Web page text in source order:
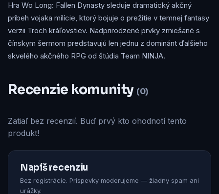
Hra Wo Long: Fallen Dynasty sleduje dramatický akčný
príbeh vojaka milície, ktorý bojuje o prežitie v temnej fantasy
verzii Troch kráľovstiev. Nadprirodzené prvky zmiešané s
čínskym šermom predstavujú len jednu z dominánt ďalšieho
skvelého akčného RPG od štúdia Team NINJA.
Recenzie komunity (0)
Zatiaľ bez recenzií. Buď prvý kto ohodnotí tento
produkt!
Napíš recenziu
Bez registrácie. Príspevky moderujeme — žiadny spam ani
urážky.